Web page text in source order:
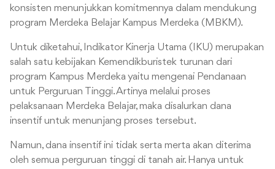
konsisten menunjukkan komitmennya dalam mendukung
program Merdeka Belajar Kampus Merdeka (MBKM).
Untuk diketahui, Indikator Kinerja Utama (IKU) merupakan
salah satu kebijakan Kemendikburistek turunan dari
program Kampus Merdeka yaitu mengenai Pendanaan
untuk Perguruan Tinggi. Artinya melalui proses
pelaksanaan Merdeka Belajar, maka disalurkan dana
insentif untuk menunjang proses tersebut.
Namun, dana insentif ini tidak serta merta akan diterima
oleh semua perguruan tinggi di tanah air. Hanya untuk